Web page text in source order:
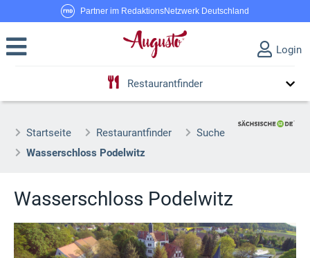
Partner im RedaktionsNetzwerk Deutschland
Login
Restaurantfinder
Startseite Restaurantfinder
Suche
Wasserschloss Podelwitz
Wasserschloss Podelwitz